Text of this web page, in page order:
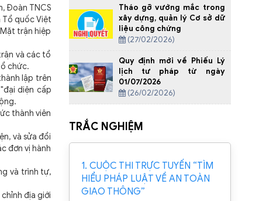
Đoàn TNCS
Tổ quốc Việt
trận hiệp
và các tổ
chức.
lập trên
diện cấp
thành viên
và sửa đổi
đơn vị hành
và trình tự,
địa giới
Tháo gỡ vướng mắc trong
xây dựng, quản lý Cơ sở dữ
liệu công chứng
(27/02/2026)
Quy định mới về Phiếu Lý
lịch tư pháp từ ngày
01/07/2026
(26/02/2026)
TRẮC NGHIỆM
1. CUỘC THI TRỰC TUYẾN “TÌM
HIỂU PHÁP LUẬT VỀ AN TOÀN
GIAO THÔNG”